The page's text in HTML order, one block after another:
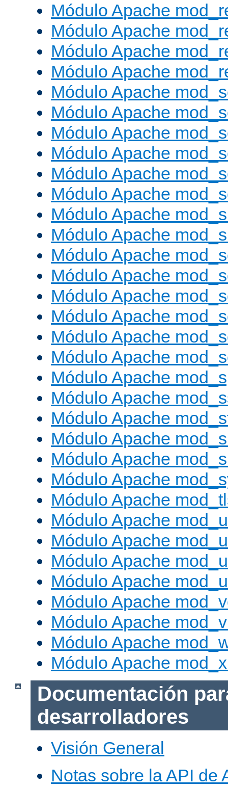
Módulo Apache
Módulo Apache
Módulo Apache
Módulo Apache
Módulo Apache
Módulo Apache
Módulo Apache
Módulo Apache
Módulo Apache
Módulo Apache
Módulo Apache
Módulo Apache
Módulo Apache
Módulo Apache
Módulo Apache
Módulo Apache
Módulo Apache
Módulo Apache
Módulo Apache
Módulo Apache
Módulo Apache
Módulo Apache
Módulo Apache
Módulo Apache
Módulo Apache
Módulo Apache
Módulo Apache
Módulo Apache
Módulo Apache
Módulo Apache
Módulo Apache
Módulo Apache
Módulo Apache
Documentación
desarrolladores
Visión General
Notas sobre la API de